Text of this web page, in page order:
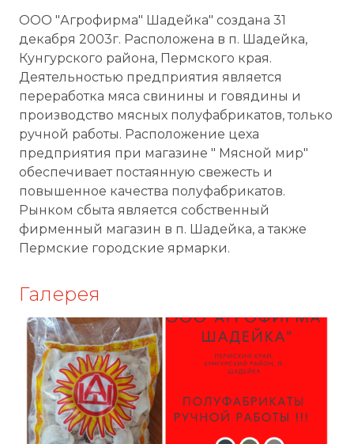
ООО "Агрофирма" Шадейка" создана 31
декабря 2003г. Расположена в п. Шадейка,
Кунгурского района, Пермского края.
Деятельностью предприятия является
переработка мяса свинины и говядины и
производство мясных полуфабрикатов, только
ручной работы. Расположение цеха
предприятия при магазине " Мясной мир"
обеспечивает постаянную свежесть и
повышенное качества полуфабрикатов.
Рынком сбыта является собственный
фирменный магазин в п. Шадейка, а также
Пермские городские ярмарки.
Галерея